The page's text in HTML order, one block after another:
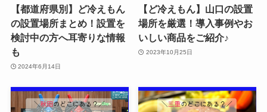
【都道府県別】ど冷えもん
の設置場所まとめ！設置を
検討中の方へ耳寄りな情報
も
2024年6月14日
【ど冷えもん】山口の設置
場所を厳選！導入事例やお
いしい商品をご紹介♪
2023年10月25日